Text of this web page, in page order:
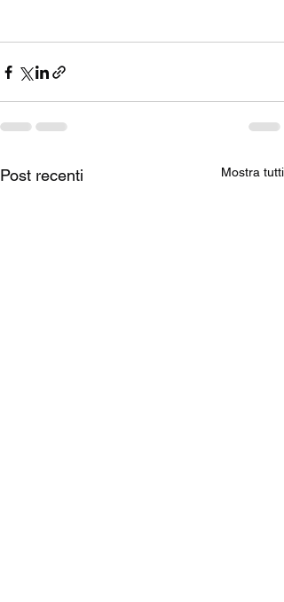
Post recenti Mostra tutti